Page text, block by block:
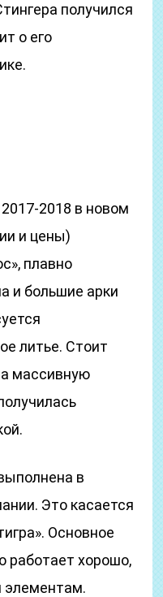
получился
о его
2018 в новом
и цены)
плавно
и большие арки
литье. Стоит
массивную
в
Это касается
Основное
работает хорошо,
элементам.